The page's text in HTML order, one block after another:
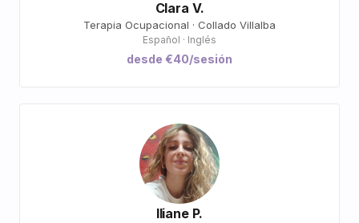
Clara V.
Terapia Ocupacional · Collado Villalba
Español · Inglés
desde €40/sesión
Iliane P.